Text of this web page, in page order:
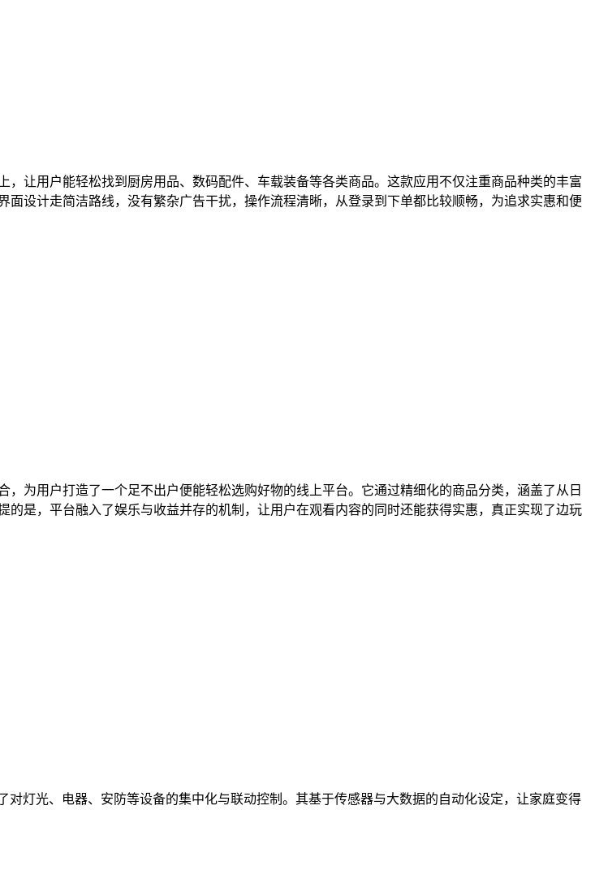
让用户能轻松找到厨房用品、数码配件、车载装备等各类商品。这款应用不仅注重商品种类的丰富
设计走简洁路线，没有繁杂广告干扰，操作流程清晰，从登录到下单都比较顺畅，为追求实惠和便
为用户打造了一个足不出户便能轻松选购好物的线上平台。它通过精细化的商品分类，涵盖了从日
是，平台融入了娱乐与收益并存的机制，让用户在观看内容的同时还能获得实惠，真正实现了边玩
灯光、电器、安防等设备的集中化与联动控制。其基于传感器与大数据的自动化设定，让家庭变得